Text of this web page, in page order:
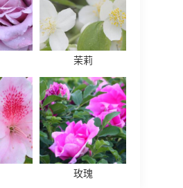
茉莉
玫瑰